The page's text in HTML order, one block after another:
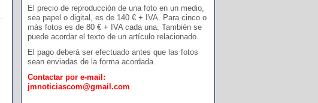
El precio de reproducción de una foto en un medio,
sea papel o digital, es de 140 € + IVA. Para cinco o
más fotos es de 80 € + IVA cada una. También se
puede acordar el texto de un artículo relacionado.
El pago deberá ser efectuado antes que las fotos
sean enviadas de la forma acordada.
Contactar por e-mail:
jmnoticiascom@gmail.com